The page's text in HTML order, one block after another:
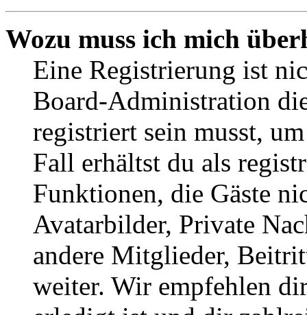
Wozu muss ich mich
Eine Registrierung ist
Board-Administration
registriert sein musst,
Fall erhältst du als
Funktionen, die Gäste
Avatarbilder, Private
andere Mitglieder,
weiter. Wir empfehlen